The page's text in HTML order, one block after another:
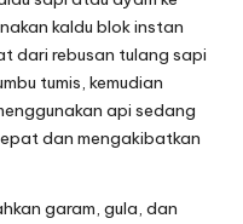
kaldu blok instan
dari rebusan tulang sapi
tumis, kemudian
api sedang
dan mengakibatkan
garam, gula, dan